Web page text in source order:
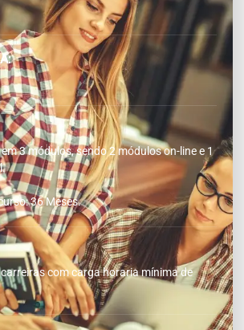
3 módulos, sendo 2 módulos on-line e 1
36 Meses.
com carga horaria mínima de